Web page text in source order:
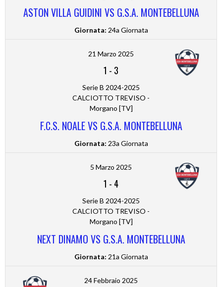
ASTON VILLA GUIDINI VS G.S.A. MONTEBELLUNA
Giornata: 24a Giornata
21 Marzo 2025
1 - 3
Serie B 2024-2025
CALCIOTTO TREVISO -
Morgano [TV]
F.C.S. NOALE VS G.S.A. MONTEBELLUNA
Giornata: 23a Giornata
5 Marzo 2025
1 - 4
Serie B 2024-2025
CALCIOTTO TREVISO -
Morgano [TV]
NEXT DINAMO VS G.S.A. MONTEBELLUNA
Giornata: 21a Giornata
24 Febbraio 2025